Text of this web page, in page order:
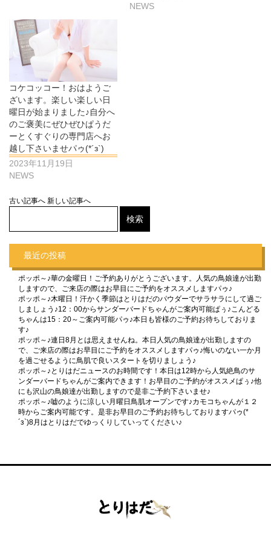
NEWS
コケコッコー！おはようご
ざいます。楽しい楽しい日
曜日が始まりました♪自分へ
のご褒美にぜひぜひぱうだ
ーとくすぐりの専門店へお
越し下さいませパゥ(*´з`)
2023年11月19日
NEWS
古い記事へ 新しい記事へ
最近の投稿
ポッポ～♪華の金曜日！ご予約ありがとうございます。人気の鳥娘達が出勤
しますので、ご来店の際はお早目にご予約をオススメしますパゥ♪
ポッポ～♪木曜日！汗かく季節はとりはだのパウダーでサラサラにして過ご
しましょう♪12：00からサンダーバードちゃんがご案内可能ぱぅ♪こんどる
ちゃんは15：20～ご案内可能パゥ♪本日も皆様のご予約お待ちしておりま
す♪
ポッポ～♪連日8月とは思えませんね。本日人気の鳥娘達が出勤しますの
で、ご来店の際はお早目にご予約をオススメしますパゥ♪悔いのない一か月
を過ごせるように鳥肌で良いスタートを切りましょう♪
ポッポ～♪とりはだニュースのお時間です！本日は12時から人気絶鳥のサ
ンダーバードちゃんがご案内できます！お早目のご予約がオススメぱぅ♪他
にも沢山の鳥娘達が出勤しますので是非ご予約下さいませ♪
ポッポ～♪嘘のように涼しい月曜日鳥肌オープンです♪カモコちゃんが１２
時からご案内可能です。是非お早目のご予約お待ちしておりますパゥ(*
´з`)8月はとりはだでゆっくりしていってください♪